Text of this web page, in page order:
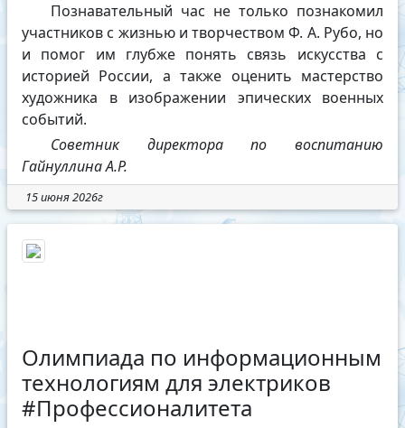
️Познавательный час не только познакомил
участников с жизнью и творчеством Ф. А. Рубо, но
и помог им глубже понять связь искусства с
историей России, а также оценить мастерство
художника в изображении эпических военных
событий.
Советник директора по воспитанию
Гайнуллина А.Р.
15 июня 2026г
Олимпиада по информационным
технологиям для электриков
#Профессионалитета